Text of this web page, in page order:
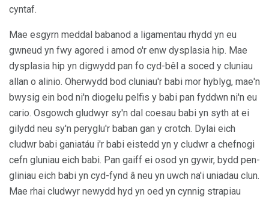
cyntaf.
Mae esgyrn meddal babanod a ligamentau rhydd yn eu
gwneud yn fwy agored i amod o'r enw dysplasia hip. Mae
dysplasia hip yn digwydd pan fo cyd-bêl a soced y cluniau
allan o alinio. Oherwydd bod cluniau'r babi mor hyblyg, mae'n
bwysig ein bod ni'n diogelu pelfis y babi pan fyddwn ni'n eu
cario. Osgowch gludwyr sy'n dal coesau babi yn syth at ei
gilydd neu sy'n peryglu'r baban gan y crotch. Dylai eich
cludwr babi ganiatáu i'r babi eistedd yn y cludwr a chefnogi
cefn gluniau eich babi. Pan gaiff ei osod yn gywir, bydd pen-
gliniau eich babi yn cyd-fynd â neu yn uwch na'i uniadau clun.
Mae rhai cludwyr newydd hyd yn oed yn cynnig strapiau